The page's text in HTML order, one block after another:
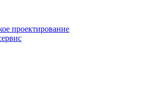
проектирование